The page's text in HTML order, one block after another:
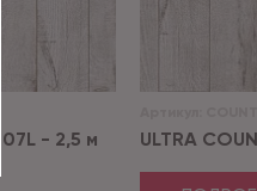
- 2,5 м ULTRA